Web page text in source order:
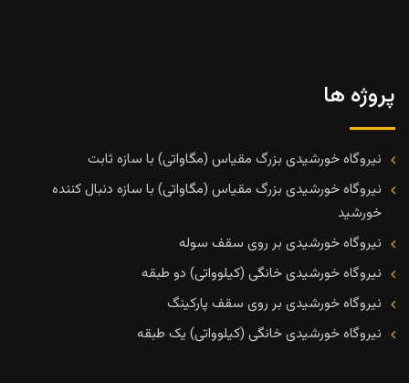
پروژه ها
نیروگاه خورشیدی بزرگ مقیاس (مگاواتی) با سازه ثابت
نیروگاه خورشیدی بزرگ مقیاس (مگاواتی) با سازه دنبال کننده
خورشید
نیروگاه خورشیدی بر روی سقف سوله
نیروگاه خورشیدی خانگی (کیلوواتی) دو طبقه
نیروگاه خورشیدی بر روی سقف پارکینگ
نیروگاه خورشیدی خانگی (کیلوواتی) یک طبقه